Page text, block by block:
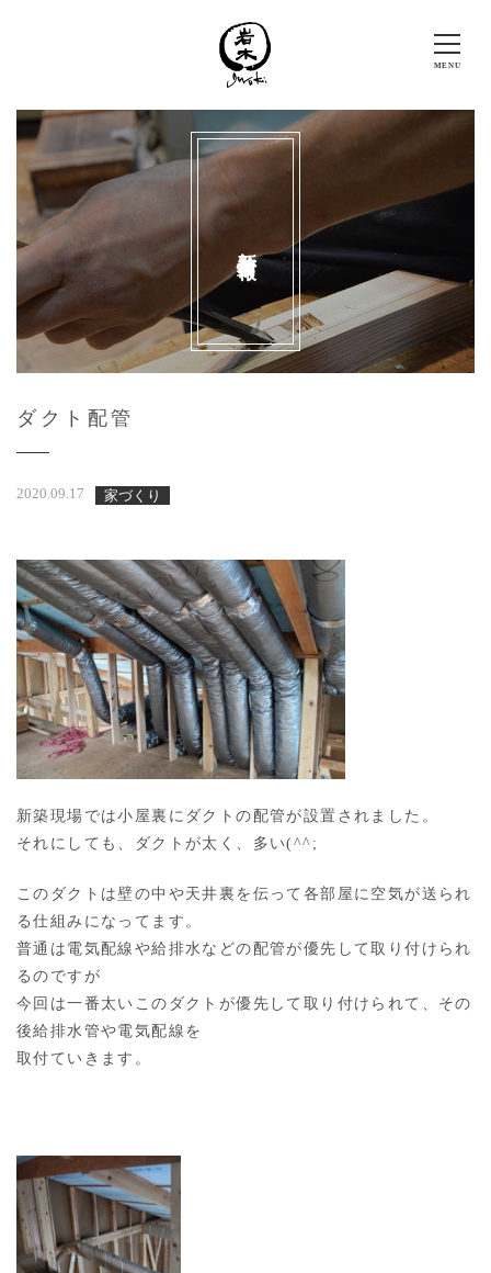
ダクト配管
2020.09.17 家づくり
新築現場では小屋裏にダクトの配管が設置されました。
それにしても、ダクトが太く、多い(^^;
このダクトは壁の中や天井裏を伝って各部屋に空気が送られ
る仕組みになってます。
普通は電気配線や給排水などの配管が優先して取り付けられ
るのですが
今回は一番太いこのダクトが優先して取り付けられて、その
後給排水管や電気配線を
取付ていきます。